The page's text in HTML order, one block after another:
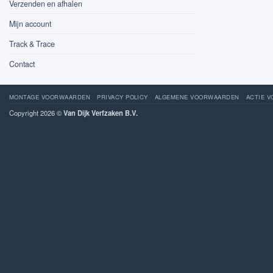
Verzenden en afhalen
Mijn account
Track & Trace
Contact
MONTAGE VOORWAARDEN PRIVACY POLICY ALGEMENE VOORWAARDEN ACTIE
Copyright 2026 ©Van Dijk Verfzaken B.V.